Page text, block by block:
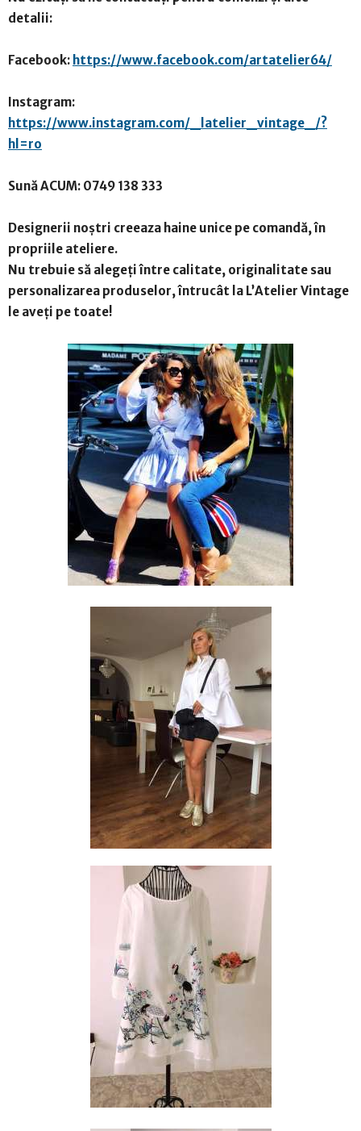
detalii:
Facebook: https://www.facebook.com/artatelier64/
Instagram:
https://www.instagram.com/_latelier_vintage_/?
hl=ro
Sună ACUM: 0749 138 333
Designerii noștri creeaza haine unice pe comandă, în
propriile ateliere.
Nu trebuie să alegeți între calitate, originalitate sau
personalizarea produselor, întrucât la L’Atelier Vintage
le aveți pe toate!